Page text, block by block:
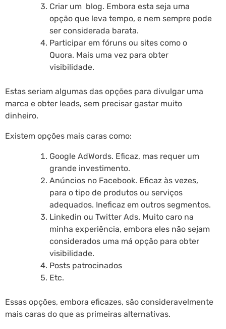
Criar um blog. Embora esta seja uma
opção que leva tempo, e nem sempre pode
ser considerada barata.
Participar em fóruns ou sites como o
Quora. Mais uma vez para obter
visibilidade.
Estas seriam algumas das opções para divulgar uma
marca e obter leads, sem precisar gastar muito
dinheiro.
Existem opções mais caras como:
Google AdWords. Eficaz, mas requer um
grande investimento.
Anúncios no Facebook. Eficaz às vezes,
para o tipo de produtos ou serviços
adequados. Ineficaz em outros segmentos.
Linkedin ou Twitter Ads. Muito caro na
minha experiência, embora eles não sejam
considerados uma má opção para obter
visibilidade.
Posts patrocinados
Etc.
Essas opções, embora eficazes, são consideravelmente
mais caras do que as primeiras alternativas.